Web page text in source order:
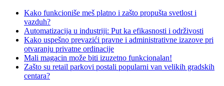
Kako funkcioniše meš platno i zašto propušta svetlost i
vazduh?
Automatizacija u industriji: Put ka efikasnosti i održivosti
Kako uspešno prevazići pravne i administrativne izazove pri
otvaranju privatne ordinacije
Mali magacin može biti izuzetno funkcionalan!
Zašto su retail parkovi postali popularni van velikih gradskih
centara?